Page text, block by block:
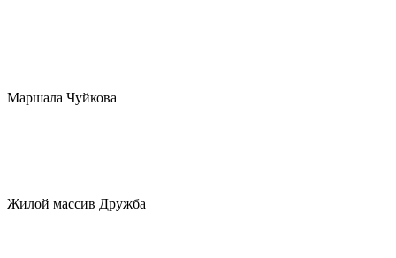
Маршала Чуйкова
Жилой массив Дружба